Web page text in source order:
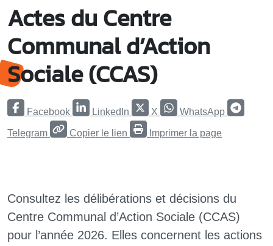
Actes du Centre
Communal d’Action
Sociale (CCAS)
Facebook LinkedIn X WhatsApp
Telegram Copier le lien Imprimer la page
Consultez les délibérations et décisions du
Centre Communal d’Action Sociale (CCAS)
pour l’année 2026. Elles concernent les actions